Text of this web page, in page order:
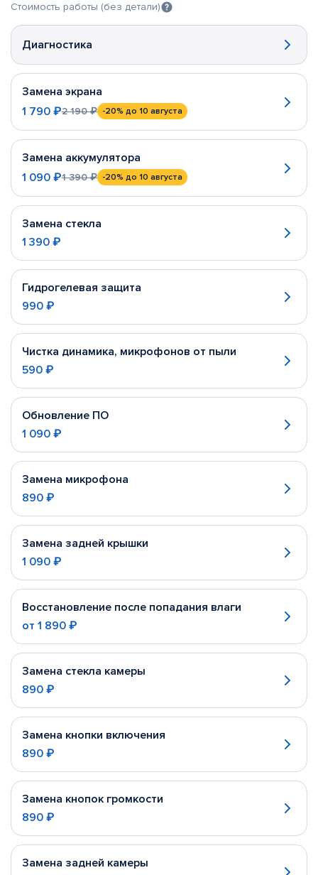
Стоимость работы (без детали)
Диагностика
Замена экрана
1 790 ₽2 190 ₽ -20% до 10 августа
Замена аккумулятора
1 090 ₽1 390 ₽ -20% до 10 августа
Замена стекла
1 390 ₽
Гидрогелевая защита
990 ₽
Чистка динамика, микрофонов от пыли
590 ₽
Обновление ПО
1 090 ₽
Замена микрофона
890 ₽
Замена задней крышки
1 090 ₽
Восстановление после попадания влаги
от 1 890 ₽
Замена стекла камеры
890 ₽
Замена кнопки включения
890 ₽
Замена кнопок громкости
890 ₽
Замена задней камеры